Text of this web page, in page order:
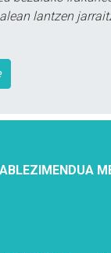
lantzen